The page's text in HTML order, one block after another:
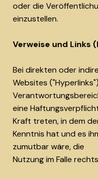
oder die
einzustellen.
Verweise und Links
Bei direkten oder
Websites
eine
Kraft treten, in dem
Kenntnis hat und es
zumutbar wäre, die
Nutzung im Falle